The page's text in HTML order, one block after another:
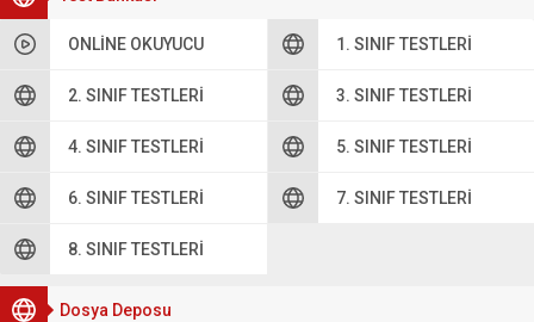
ONLINE OKUYUCU 1. SINIF TESTLERI
2. SINIF TESTLERI 3. SINIF TESTLERI
4. SINIF TESTLERI 5. SINIF TESTLERI
6. SINIF TESTLERI 7. SINIF TESTLERI
8. SINIF TESTLERI
Dosya Deposu